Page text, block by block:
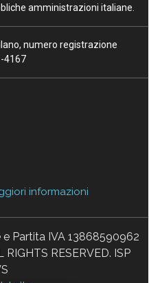
amministrazioni italiane.
numero registrazione
4167
informazioni
Partita IVA 13868590962
RESERVED. ISP